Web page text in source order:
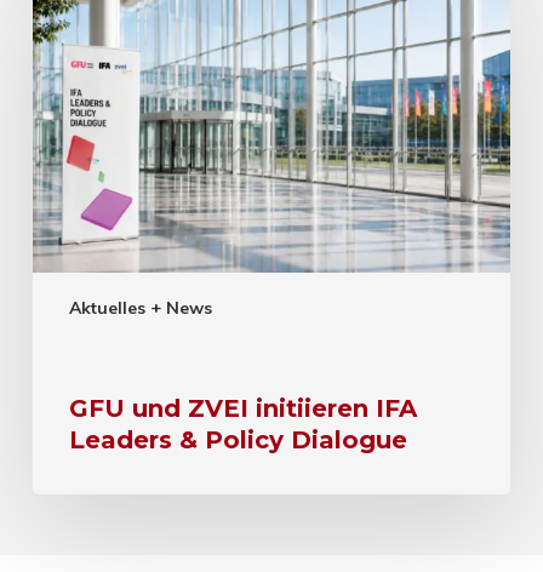
Aktuelles + News
GFU und ZVEI initiieren IFA
Leaders & Policy Dialogue